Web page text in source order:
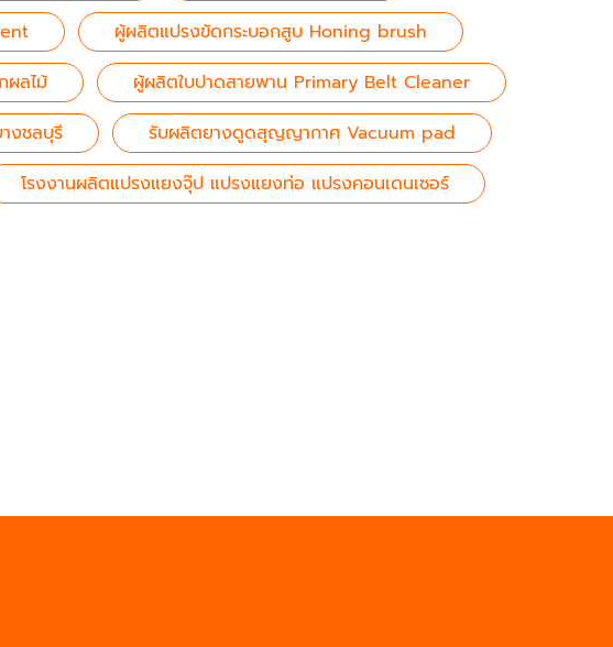
ผู้ผลิตแปรงขัดกระบอกสูบ Honing brush
ผลไม้
ผู้ผลิตใบปาดสายพาน Primary Belt Cleaner
งชลบุรี
รับผลิตยางดูดสุญญากาศ Vacuum pad
โรงงานผลิตแปรงแยงจุ๊ป แปรงแยงท่อ แปรงคอนเดนเซอร์